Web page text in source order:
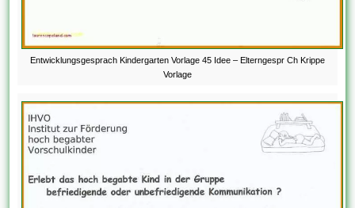
Entwicklungsgesprach Kindergarten Vorlage 45 Idee – Elterngespr Ch Krippe
Vorlage